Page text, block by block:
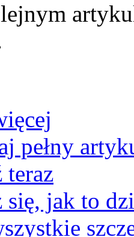
pełny
teraz
jak to